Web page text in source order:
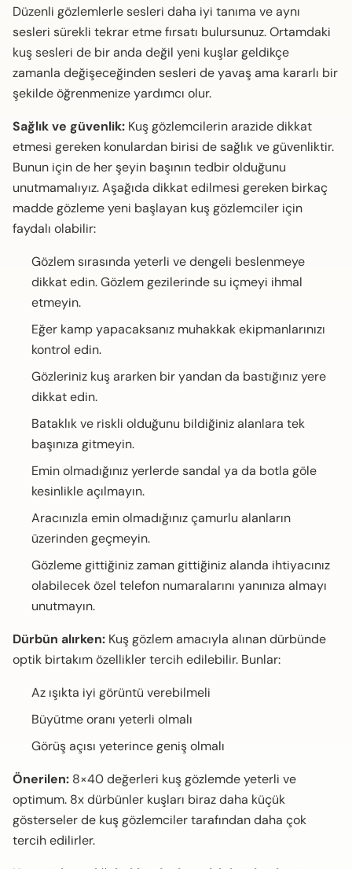
Düzenli gözlemlerle sesleri daha iyi tanıma ve aynı
sesleri sürekli tekrar etme fırsatı bulursunuz. Ortamdaki
kuş sesleri de bir anda değil yeni kuşlar geldikçe
zamanla değişeceğinden sesleri de yavaş ama kararlı bir
şekilde öğrenmenize yardımcı olur.
Sağlık ve güvenlik: Kuş gözlemcilerin arazide dikkat
etmesi gereken konulardan birisi de sağlık ve güvenliktir.
Bunun için de her şeyin başının tedbir olduğunu
unutmamalıyız. Aşağıda dikkat edilmesi gereken birkaç
madde gözleme yeni başlayan kuş gözlemciler için
faydalı olabilir:
Gözlem sırasında yeterli ve dengeli beslenmeye
dikkat edin. Gözlem gezilerinde su içmeyi ihmal
etmeyin.
Eğer kamp yapacaksanız muhakkak ekipmanlarınızı
kontrol edin.
Gözleriniz kuş ararken bir yandan da bastığınız yere
dikkat edin.
Bataklık ve riskli olduğunu bildiğiniz alanlara tek
başınıza gitmeyin.
Emin olmadığınız yerlerde sandal ya da botla göle
kesinlikle açılmayın.
Aracınızla emin olmadığınız çamurlu alanların
üzerinden geçmeyin.
Gözleme gittiğiniz zaman gittiğiniz alanda ihtiyacınız
olabilecek özel telefon numaralarını yanınıza almayı
unutmayın.
Dürbün alırken: Kuş gözlem amacıyla alınan dürbünde
optik birtakım özellikler tercih edilebilir. Bunlar:
Az ışıkta iyi görüntü verebilmeli
Büyütme oranı yeterli olmalı
Görüş açısı yeterince geniş olmalı
Önerilen: 8×40 değerleri kuş gözlemde yeterli ve
optimum. 8x dürbünler kuşları biraz daha küçük
gösterseler de kuş gözlemciler tarafından daha çok
tercih edilirler.